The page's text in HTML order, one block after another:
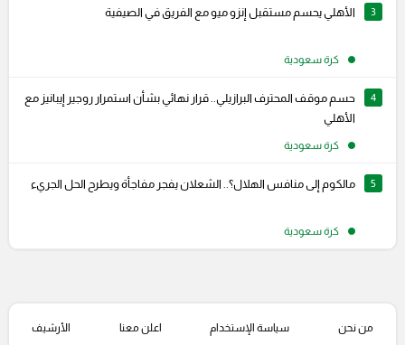
3 الأهلي يحسم مستقبل إنزو ميو مع الفريق في الصيفية
كرة سعودية
4
حسم موقف المحترف البرازيلي.. قرار نهائي بشأن استمرار روجير إيبانيز مع
الأهلي
كرة سعودية
5 مالكوم إلى منافس الهلال؟.. الشعلان يفجر مفاجأة ويطرح الحل الجريء
كرة سعودية
من نحن سياسة الإستخدام اعلن معنا الأرشيف